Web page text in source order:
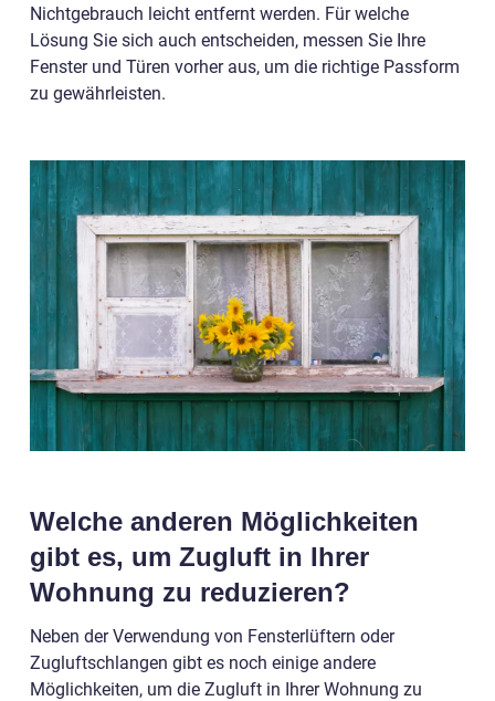
Nichtgebrauch leicht entfernt werden. Für welche
Lösung Sie sich auch entscheiden, messen Sie Ihre
Fenster und Türen vorher aus, um die richtige Passform
zu gewährleisten.
Welche anderen Möglichkeiten
gibt es, um Zugluft in Ihrer
Wohnung zu reduzieren?
Neben der Verwendung von Fensterlüftern oder
Zugluftschlangen gibt es noch einige andere
Möglichkeiten, um die Zugluft in Ihrer Wohnung zu